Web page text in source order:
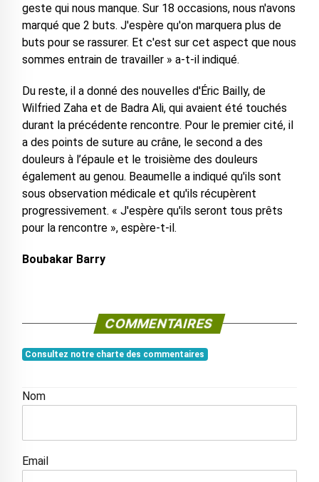
geste qui nous manque. Sur 18 occasions, nous n'avons
marqué que 2 buts. J'espère qu'on marquera plus de
buts pour se rassurer. Et c'est sur cet aspect que nous
sommes entrain de travailler » a-t-il indiqué.
Du reste, il a donné des nouvelles d'Éric Bailly, de
Wilfried Zaha et de Badra Ali, qui avaient été touchés
durant la précédente rencontre. Pour le premier cité, il
a des points de suture au crâne, le second a des
douleurs à l’épaule et le troisième des douleurs
également au genou. Beaumelle a indiqué qu'ils sont
sous observation médicale et qu'ils récupèrent
progressivement. « J'espère qu'ils seront tous prêts
pour la rencontre », espère-t-il.
Boubakar Barry
COMMENTAIRES
Consultez notre charte des commentaires
Nom
Email